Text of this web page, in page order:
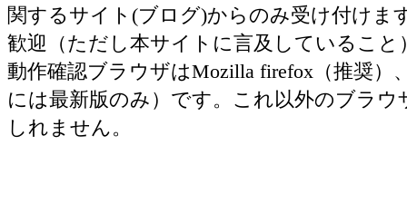
関するサイト(ブログ)からのみ受け付け
歓迎（ただし本サイトに言及していること
動作確認ブラウザはMozilla firefox（推奨）
には最新版のみ）です。これ以外のブラ
しれません。